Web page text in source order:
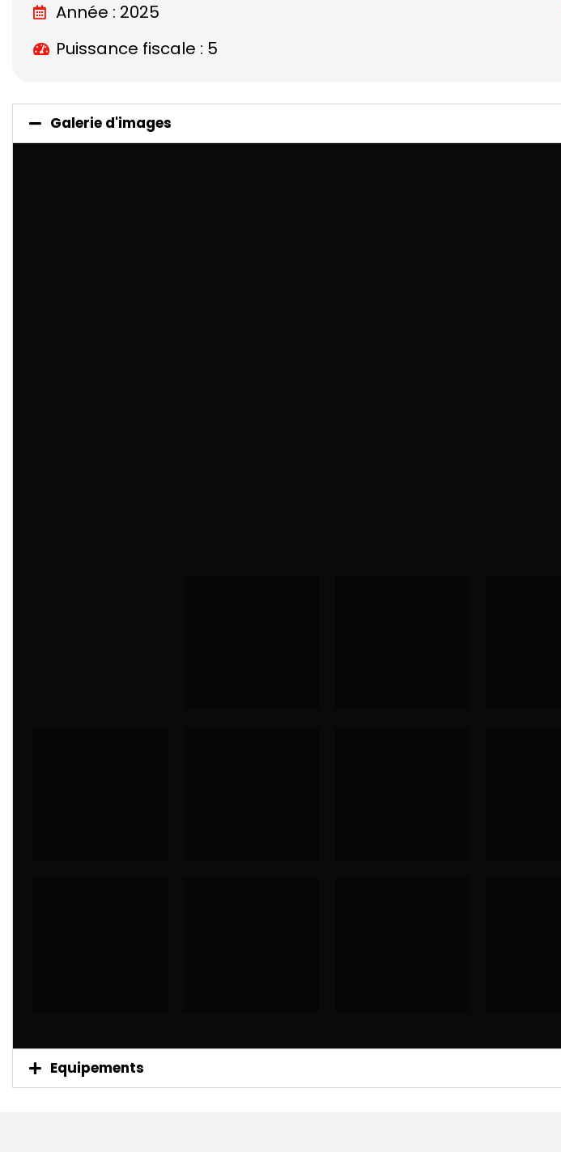
Année : 2025
Puissance fiscale : 5
Galerie d'images
Equipements